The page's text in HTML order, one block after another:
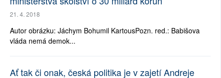
21. 4. 2018
Autor obrázku: Jáchym Bohumil KartousPozn. red.: Babišova
vláda nemá demok...
Ať tak či onak, česká politika je v zajetí Andreje